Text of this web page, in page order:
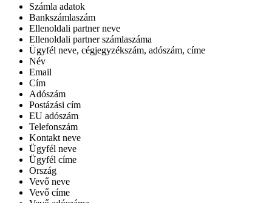
Számla adatok
Bankszámlaszám
Ellenoldali partner neve
Ellenoldali partner számlaszáma
Ügyfél neve, cégjegyzékszám, adószám, címe
Név
Email
Cím
Adószám
Postázási cím
EU adószám
Telefonszám
Kontakt neve
Ügyfél neve
Ügyfél címe
Ország
Vevő neve
Vevő címe